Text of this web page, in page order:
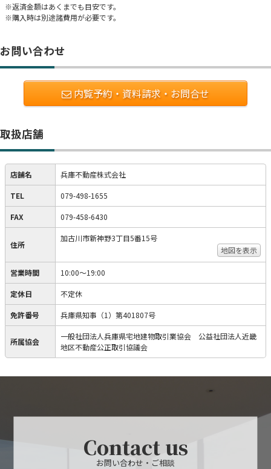
※返済金額はあくまでも目安です。
※購入時は別途諸費用が必要です。
お問い合わせ
内覧予約・資料請求・お問合せ
取扱店舗
店舗名 兵庫不動産株式会社
TEL 079-498-1655
FAX 079-458-6430
住所
加古川市新神野3丁目5番15号
地図を表示
営業時間 10:00～19:00
定休日 不定休
免許番号 兵庫県知事（1）第401807号
所属協会
一般社団法人兵庫県宅地建物取引業協会 公益社団法人近畿
地区不動産公正取引協議会
Contact us
お問い合わせ・ご相談